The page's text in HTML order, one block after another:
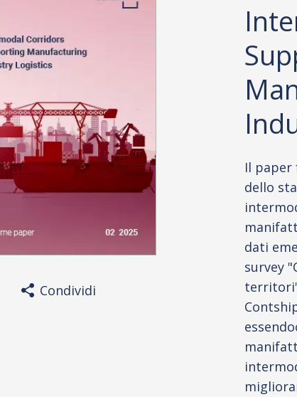
Condividi
Il paper
dello
dati
survey
territori"